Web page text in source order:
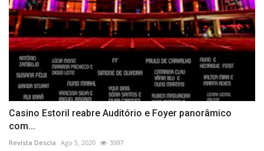
Casino Estoril reabre Auditório e Foyer panorâmico
com...
Revista Descla Ago 5, 2020 3997